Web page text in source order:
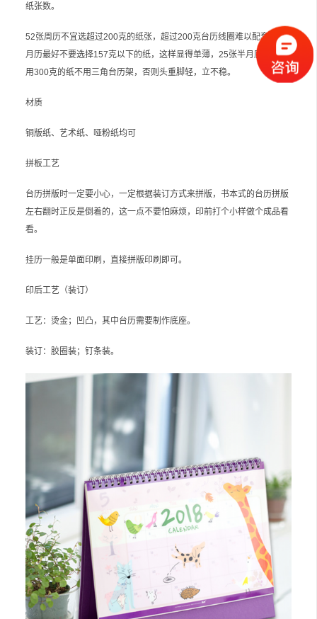
纸张数。
52张周历不宜选超过200克的纸张，超过200克台历线圈难以配套7张双
月历最好不要选择157克以下的纸，这样显得单薄，25张半月历如果选
用300克的纸不用三角台历架，否则头重脚轻，立不稳。
材质
铜版纸、艺术纸、哑粉纸均可
拼板工艺
台历拼版时一定要小心，一定根据装订方式来拼版，书本式的台历拼版
左右翻时正反是倒着的，这一点不要怕麻烦，印前打个小样做个成品看
看。
挂历一般是单面印刷，直接拼版印刷即可。
印后工艺（装订）
工艺：烫金；凹凸，其中台历需要制作底座。
装订：胶圈装；钉条装。